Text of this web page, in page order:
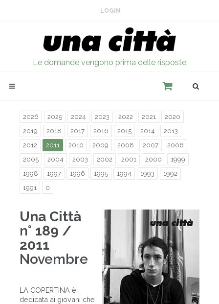
LOGIN
Le domande vengono prima delle risposte
2026 2025 2024 2023 2022 2021
2020
2019
2018 2017 2016 2015 2014
2013
2012
2011 2010 2009 2008 2007
2006
2005
2004 2003 2002 2001 2000
1999
1998
1997 1996 1995 1994 1993
1992
1991
0
Una Città
n° 189 /
2011
Novembre
LA COPERTINA è
dedicata ai giovani che